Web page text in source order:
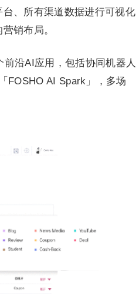
、所有渠道数据进行可视化
销布局。
沿AI应用，包括协同机器人
FOSHO AI Spark」，多场